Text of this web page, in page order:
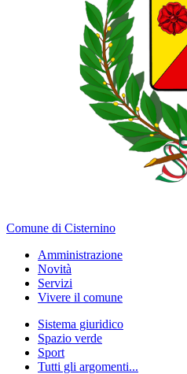
Comune di Cisternino
Amministrazione
Novità
Servizi
Vivere il comune
Sistema giuridico
Spazio verde
Sport
Tutti gli argomenti...